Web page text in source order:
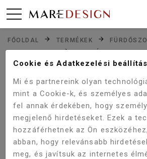
FŐOLDAL TERMÉKEK
CSAPTELEPEK
MOSDÓ CSAPTELEP
WELLIS UMBRA MAGAS MOSDÓ
Cookie és Adatkezelési
Mi és partnereink olyan
mint a Cookie-k, és személyes
fel annak érdekében, hogy
megjelenő hirdetéseket. Ezek a
hozzáférhetnek az Ön
abban, hogy relevánsabb
meg, és javítsuk az internetes